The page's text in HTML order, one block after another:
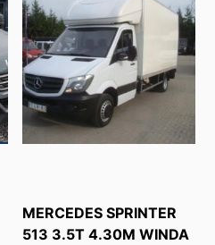
MERCEDES SPRINTER
513 3.5T 4.30M WINDA